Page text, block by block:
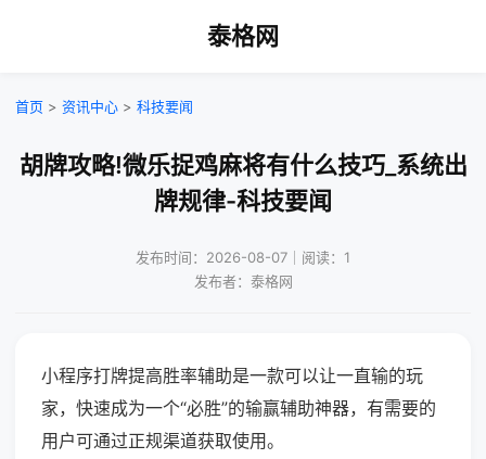
泰格网
首页 > 资讯中心 > 科技要闻
胡牌攻略!微乐捉鸡麻将有什么技巧_系统出
牌规律-科技要闻
发布时间：2026-08-07｜阅读：1
发布者：泰格网
小程序打牌提高胜率辅助是一款可以让一直输的玩
家，快速成为一个“必胜”的输赢辅助神器，有需要的
用户可通过正规渠道获取使用。